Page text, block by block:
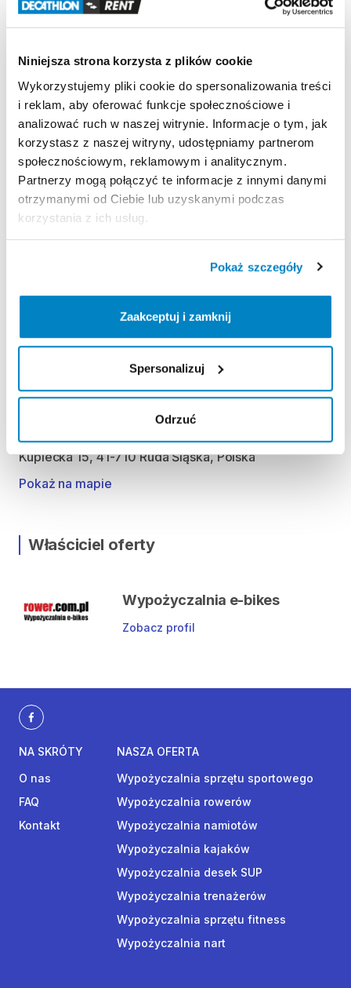
Niniejsza strona korzysta z plików cookie
Wykorzystujemy pliki cookie do spersonalizowania treści
i reklam, aby oferować funkcje społecznościowe i
analizować ruch w naszej witrynie. Informacje o tym, jak
korzystasz z naszej witryny, udostępniamy partnerom
społecznościowym, reklamowym i analitycznym.
Partnerzy mogą połączyć te informacje z innymi danymi
otrzymanymi od Ciebie lub uzyskanymi podczas
korzystania z ich usług.
Pokaż szczegóły
Zaakceptuj i zamknij
Spersonalizuj
Odrzuć
REGULAMIN
Ten sprzęt sportowy wypożyczany jest przez
wypożyczalnię partnerską. Zapoznaj się z jej
regulaminem wypożyczeń.
Regulamin wypożyczalni
KAUCJA
ODBIÓR I ZWROT SPRZĘTU
Sobota: 10.00 - 14.00
Kupiecka 15, 41-710 Ruda Śląska, Polska
Pokaż na mapie
Właściciel oferty
Wypożyczalnia e-bikes
Zobacz profil
NA SKRÓTY
O nas
FAQ
Kontakt
NASZA OFERTA
Wypożyczalnia sprzętu sportowego
Wypożyczalnia rowerów
Wypożyczalnia namiotów
Wypożyczalnia kajaków
Wypożyczalnia desek SUP
Wypożyczalnia trenażerów
Wypożyczalnia sprzętu fitness
Wypożyczalnia nart